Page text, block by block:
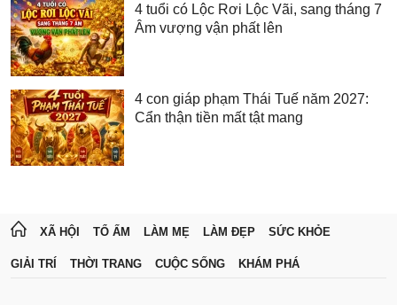
4 tuổi có Lộc Rơi Lộc Vãi, sang tháng 7
Âm vượng vận phất lên
4 con giáp phạm Thái Tuế năm 2027:
Cẩn thận tiền mất tật mang
XÃ HỘI TỔ ẤM LÀM MẸ LÀM ĐẸP SỨC KHỎE
GIẢI TRÍ THỜI TRANG CUỘC SỐNG KHÁM PHÁ